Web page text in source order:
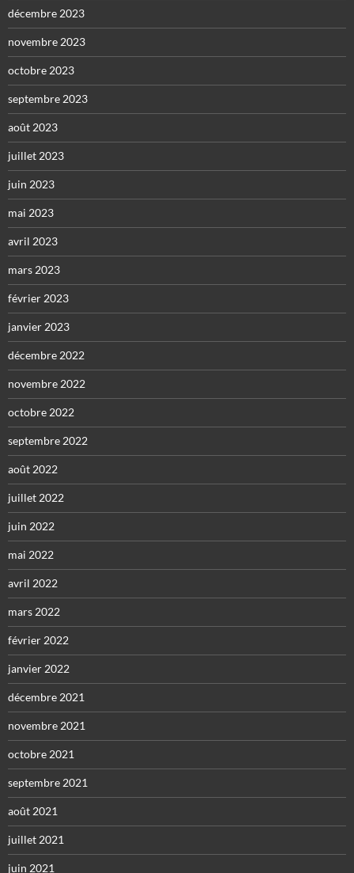
décembre 2023
novembre 2023
octobre 2023
septembre 2023
août 2023
juillet 2023
juin 2023
mai 2023
avril 2023
mars 2023
février 2023
janvier 2023
décembre 2022
novembre 2022
octobre 2022
septembre 2022
août 2022
juillet 2022
juin 2022
mai 2022
avril 2022
mars 2022
février 2022
janvier 2022
décembre 2021
novembre 2021
octobre 2021
septembre 2021
août 2021
juillet 2021
juin 2021